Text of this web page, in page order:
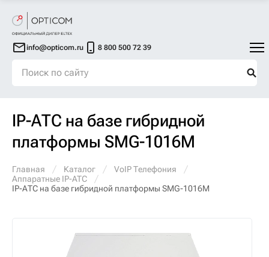
info@opticom.ru 8 800 500 72 39
IP-АТС на базе гибридной
платформы SMG-1016M
Главная Каталог
VoIP Телефония
Аппаратные IP-ATC
IP-АТС на базе гибридной платформы SMG-1016M